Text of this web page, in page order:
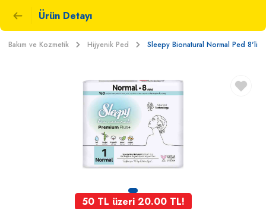
Ürün Detayı
Bakım ve Kozmetik Hijyenik Ped Sleepy Bionatural Normal Ped 8'li
50 TL üzeri 20.00 TL!